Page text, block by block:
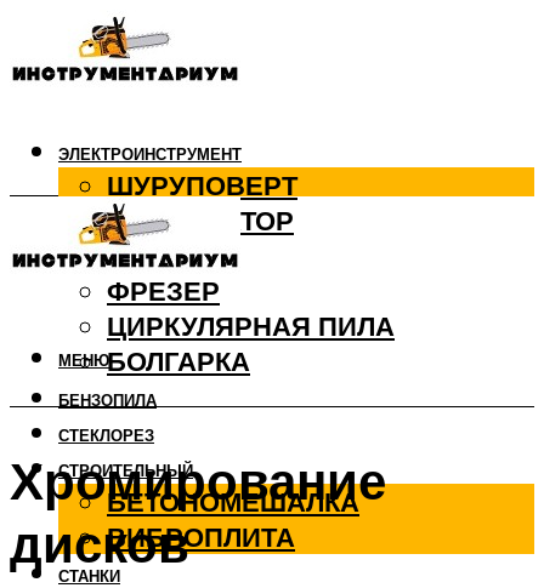
ЭЛЕКТРОИНСТРУМЕНТ
ШУРУПОВЕРТ
ПЕРФОРАТОР
ДРЕЛЬ
ФРЕЗЕР
ЦИРКУЛЯРНАЯ ПИЛА
БОЛГАРКА
БЕНЗОПИЛА
СТЕКЛОРЕЗ
СТРОИТЕЛЬНЫЙ
БЕТОНОМЕШАЛКА
ВИБРОПЛИТА
СТАНКИ
МЕНЮ
Хромирование
дисков